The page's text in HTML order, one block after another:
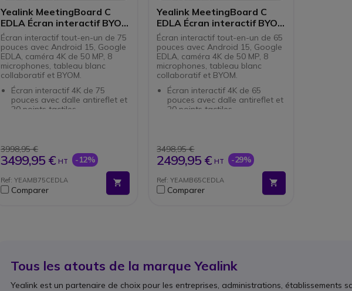
Yealink MeetingBoard C
EDLA Écran interactif BYOM
75''
Écran interactif tout-en-un de 75
pouces avec Android 15, Google
EDLA, caméra 4K de 50 MP, 8
microphones, tableau blanc
collaboratif et BYOM.
Écran interactif 4K de 75
pouces avec dalle antireflet et
20 points tactiles
compatibles
Caméra 4K de 50 MP avec
cadrage automatique, suivi de
Audio full-duplex avec 8
micros, portée de 8 m et
option) pour des réunions via
un seul câble
3998,95 €
3499,95 € HT -12%
Ref: YEAMB75CEDLA
Comparer
Yealink MeetingBoard C
EDLA Écran interactif BYOM
65''
Écran interactif tout-en-un de 65
pouces avec Android 15, Google
EDLA, caméra 4K de 50 MP, 8
microphones, tableau blanc
collaboratif et BYOM.
Écran interactif 4K de 65
pouces avec dalle antireflet et
20 points tactiles
compatibles
Caméra 4K de 50 MP avec
cadrage automatique, suivi de
Audio full-duplex avec 8
micros, portée de 8 m et
option) pour des réunions
avec un seul câble
3498,95 €
2499,95 € HT -29%
Ref: YEAMB65CEDLA
Comparer
Tous les atouts de la marque Yealink
Yealink est un partenaire de choix pour les entreprises, administrations, établissements